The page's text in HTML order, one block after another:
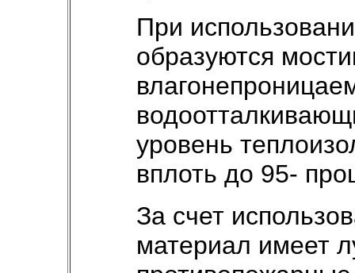
При
образуются
уровень
вплоть до 95-
За счет
материал имеет